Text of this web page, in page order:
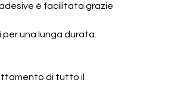
è facilitata grazie
una lunga durata.
di tutto il